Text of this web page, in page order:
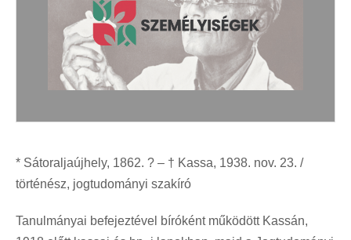
* Sátoraljaújhely, 1862. ? – † Kassa, 1938. nov. 23. /
történész, jogtudományi szakíró
Tanulmányai befejeztével bíróként működött Kassán,